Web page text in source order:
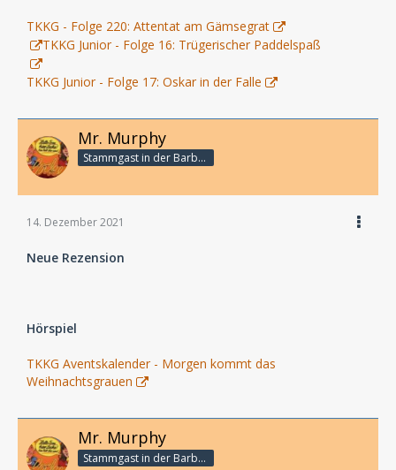
TKKG - Folge 220: Attentat am Gämsegrat
TKKG Junior - Folge 16: Trügerischer Paddelspaß
TKKG Junior - Folge 17: Oskar in der Falle
Mr. Murphy
Stammgast in der Barbarabar
14. Dezember 2021
Neue Rezension
Hörspiel
TKKG Aventskalender - Morgen kommt das
Weihnachtsgrauen
Mr. Murphy
Stammgast in der Barbarabar